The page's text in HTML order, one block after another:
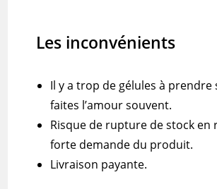
Les inconvénients
Il y a trop de gélules à prendre
faites l’amour souvent.
Risque de rupture de stock en
forte demande du produit.
Livraison payante.